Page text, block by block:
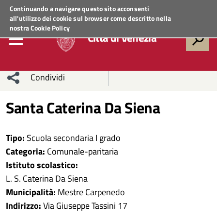
Continuando a navigare questo sito acconsenti
all'utilizzo dei cookie sul browser come descritto nella
nostraCookie Policy
Regione VenetoACCEDI AI SERVIZI
Città di Venezia
Condividi
network
Condividi
Condividi
Facebook
su
Condividi
Facebook
su
Santa Caterina Da Siena
Tipo: Scuola secondaria I grado
Categoria: Comunale-paritaria
Istituto scolastico:
L. S. Caterina Da Siena
Municipalità: Mestre Carpenedo
Indirizzo:Via Giuseppe Tassini 17